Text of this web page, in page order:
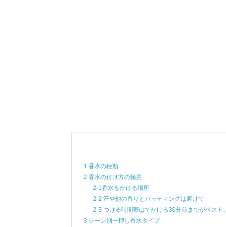
1 香水の種類
2 香水の付け方の極意
2-1香水をかける場所
2-2 汗や他の香りとバッティングは避けて
2-3 つける時間帯はでかける30分前までがベスト。
3 シーン別一押し香水タイプ